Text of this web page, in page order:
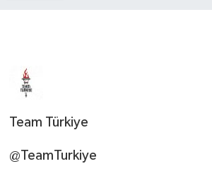
Team Türkiye
@TeamTurkiye